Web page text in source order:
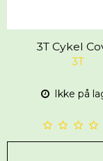
3T Cykel
3T
Ikke på